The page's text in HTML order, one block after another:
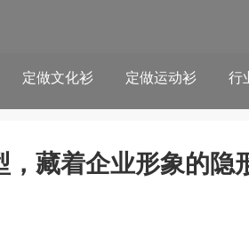
定做文化衫 定做运动衫 行
，藏着企业形象的隐